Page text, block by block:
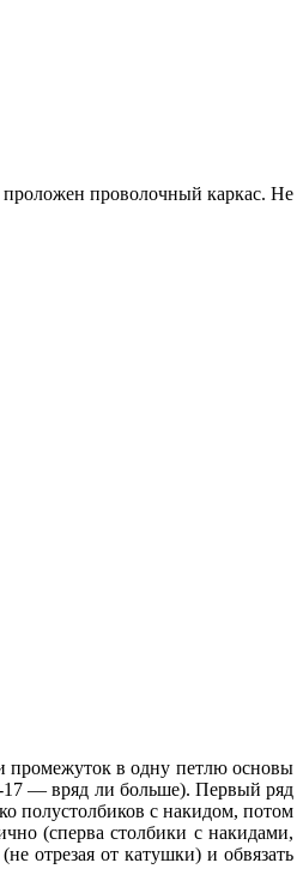
проволочный каркас. Не
промежуток в одну петлю основы
17 — вряд ли больше). Первый ряд
полустолбиков с накидом, потом
(сперва столбики с накидами,
отрезая от катушки) и обвязать